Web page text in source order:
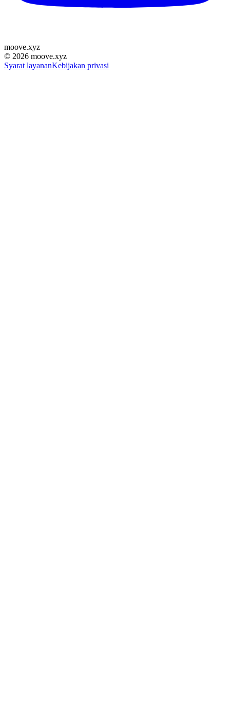
moove.xyz
© 2026 moove.xyz
Syarat layananKebijakan privasi